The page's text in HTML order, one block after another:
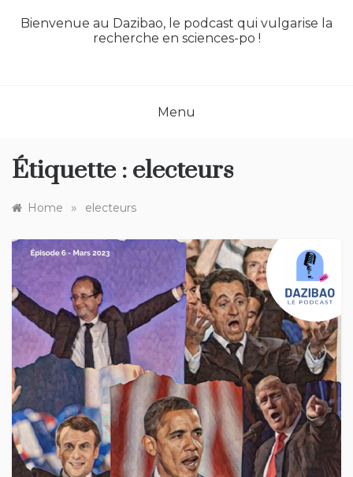
Bienvenue au Dazibao, le podcast qui vulgarise la
recherche en sciences-po !
Menu
Étiquette : electeurs
Home » electeurs